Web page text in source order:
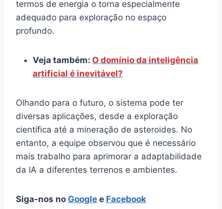
termos de energia o torna especialmente
adequado para exploração no espaço
profundo.
Veja também: O domínio da inteligência
artificial é inevitável?
Olhando para o futuro, o sistema pode ter
diversas aplicações, desde a exploração
científica até a mineração de asteroides. No
entanto, a equipe observou que é necessário
mais trabalho para aprimorar a adaptabilidade
da IA a diferentes terrenos e ambientes.
Siga-nos no Google e Facebook